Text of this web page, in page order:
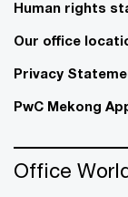
Human rights
Our office
Privacy
PwC Mekong
Office